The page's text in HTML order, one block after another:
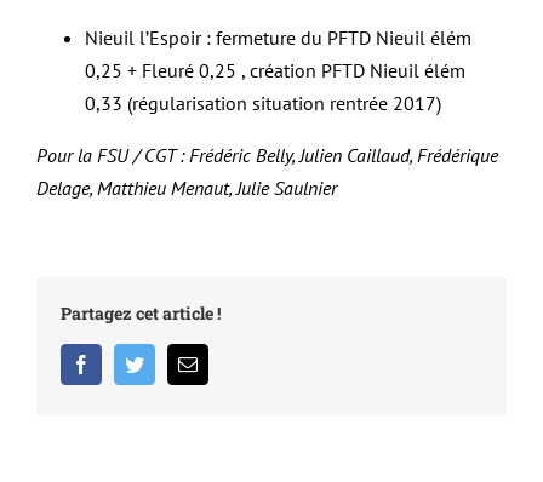
Nieuil l’Espoir : fermeture du PFTD Nieuil élém
0,25 + Fleuré 0,25 , création PFTD Nieuil élém
0,33 (régularisation situation rentrée 2017)
Pour la FSU / CGT : Frédéric Belly, Julien Caillaud, Frédérique
Delage, Matthieu Menaut, Julie Saulnier
Partagez cet article !
FacebookTwitterEmail